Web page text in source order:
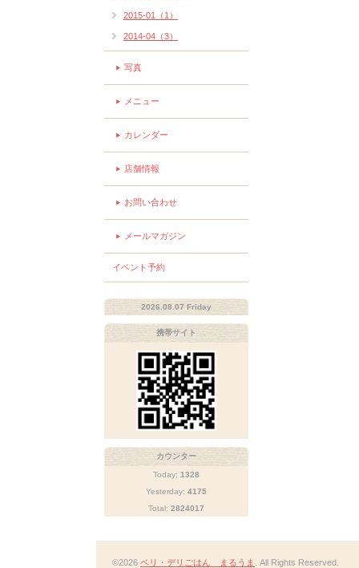
2015-01（1）
2014-04（3）
写真
メニュー
カレンダー
店舗情報
お問い合わせ
メールマガジン
イベント予約
2026.08.07 Friday
携帯サイト
カウンター
Today: 1328
Yesterday: 4175
Total: 2824017
©2026 ベリ・デリごはん まるうま . All Rights Reserved.